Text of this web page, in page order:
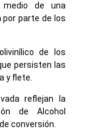
de una
por parte de los
de los
persisten las
y flete.
reflejan la
de Alcohol
conversión.